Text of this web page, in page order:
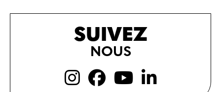
SUIVEZ
NOUS